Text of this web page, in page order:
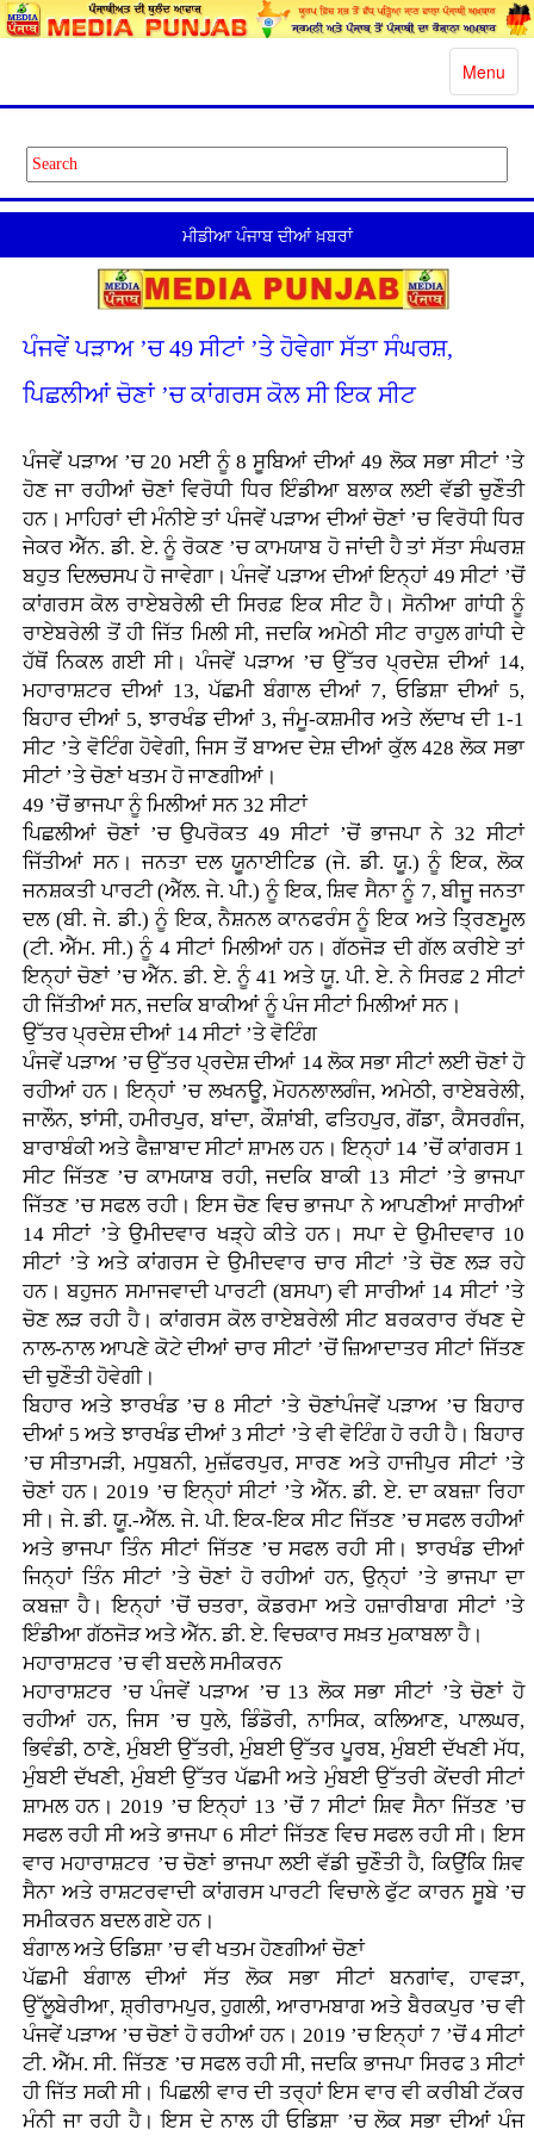
Toggle
Menu
ਮੀਡੀਆ ਪੰਜਾਬ ਦੀਆਂ ਖ਼ਬਰਾਂ
ਪੰਜਵੇਂ ਪੜਾਅ ’ਚ 49 ਸੀਟਾਂ ’ਤੇ ਹੋਵੇਗਾ ਸੱਤਾ ਸੰਘਰਸ਼,
ਪਿਛਲੀਆਂ ਚੋਣਾਂ ’ਚ ਕਾਂਗਰਸ ਕੋਲ ਸੀ ਇਕ ਸੀਟ
ਪੰਜਵੇਂ ਪੜਾਅ ’ਚ 20 ਮਈ ਨੂੰ 8 ਸੂਬਿਆਂ ਦੀਆਂ 49 ਲੋਕ ਸਭਾ ਸੀਟਾਂ ’ਤੇ
ਹੋਣ ਜਾ ਰਹੀਆਂ ਚੋਣਾਂ ਵਿਰੋਧੀ ਧਿਰ ਇੰਡੀਆ ਬਲਾਕ ਲਈ ਵੱਡੀ ਚੁਣੌਤੀ
ਹਨ। ਮਾਹਿਰਾਂ ਦੀ ਮੰਨੀਏ ਤਾਂ ਪੰਜਵੇਂ ਪੜਾਅ ਦੀਆਂ ਚੋਣਾਂ ’ਚ ਵਿਰੋਧੀ ਧਿਰ
ਜੇਕਰ ਐੱਨ. ਡੀ. ਏ. ਨੂੰ ਰੋਕਣ ’ਚ ਕਾਮਯਾਬ ਹੋ ਜਾਂਦੀ ਹੈ ਤਾਂ ਸੱਤਾ ਸੰਘਰਸ਼
ਬਹੁਤ ਦਿਲਚਸਪ ਹੋ ਜਾਵੇਗਾ। ਪੰਜਵੇਂ ਪੜਾਅ ਦੀਆਂ ਇਨ੍ਹਾਂ 49 ਸੀਟਾਂ ’ਚੋਂ
ਕਾਂਗਰਸ ਕੋਲ ਰਾਏਬਰੇਲੀ ਦੀ ਸਿਰਫ਼ ਇਕ ਸੀਟ ਹੈ। ਸੋਨੀਆ ਗਾਂਧੀ ਨੂੰ
ਰਾਏਬਰੇਲੀ ਤੋਂ ਹੀ ਜਿੱਤ ਮਿਲੀ ਸੀ, ਜਦਕਿ ਅਮੇਠੀ ਸੀਟ ਰਾਹੁਲ ਗਾਂਧੀ ਦੇ
ਹੱਥੋਂ ਨਿਕਲ ਗਈ ਸੀ। ਪੰਜਵੇਂ ਪੜਾਅ ’ਚ ਉੱਤਰ ਪ੍ਰਦੇਸ਼ ਦੀਆਂ 14,
ਮਹਾਰਾਸ਼ਟਰ ਦੀਆਂ 13, ਪੱਛਮੀ ਬੰਗਾਲ ਦੀਆਂ 7, ਓਡਿਸ਼ਾ ਦੀਆਂ 5,
ਬਿਹਾਰ ਦੀਆਂ 5, ਝਾਰਖੰਡ ਦੀਆਂ 3, ਜੰਮੂ-ਕਸ਼ਮੀਰ ਅਤੇ ਲੱਦਾਖ ਦੀ 1-1
ਸੀਟ ’ਤੇ ਵੋਟਿੰਗ ਹੋਵੇਗੀ, ਜਿਸ ਤੋਂ ਬਾਅਦ ਦੇਸ਼ ਦੀਆਂ ਕੁੱਲ 428 ਲੋਕ ਸਭਾ
ਸੀਟਾਂ ’ਤੇ ਚੋਣਾਂ ਖਤਮ ਹੋ ਜਾਣਗੀਆਂ।
49 ’ਚੋਂ ਭਾਜਪਾ ਨੂੰ ਮਿਲੀਆਂ ਸਨ 32 ਸੀਟਾਂ
ਪਿਛਲੀਆਂ ਚੋਣਾਂ ’ਚ ਉਪਰੋਕਤ 49 ਸੀਟਾਂ ’ਚੋਂ ਭਾਜਪਾ ਨੇ 32 ਸੀਟਾਂ
ਜਿੱਤੀਆਂ ਸਨ। ਜਨਤਾ ਦਲ ਯੂਨਾਈਟਿਡ (ਜੇ. ਡੀ. ਯੂ.) ਨੂੰ ਇਕ, ਲੋਕ
ਜਨਸ਼ਕਤੀ ਪਾਰਟੀ (ਐੱਲ. ਜੇ. ਪੀ.) ਨੂੰ ਇਕ, ਸ਼ਿਵ ਸੈਨਾ ਨੂੰ 7, ਬੀਜੂ ਜਨਤਾ
ਦਲ (ਬੀ. ਜੇ. ਡੀ.) ਨੂੰ ਇਕ, ਨੈਸ਼ਨਲ ਕਾਨਫਰੰਸ ਨੂੰ ਇਕ ਅਤੇ ਤ੍ਰਿਣਮੂਲ
(ਟੀ. ਐੱਮ. ਸੀ.) ਨੂੰ 4 ਸੀਟਾਂ ਮਿਲੀਆਂ ਹਨ। ਗੱਠਜੋੜ ਦੀ ਗੱਲ ਕਰੀਏ ਤਾਂ
ਇਨ੍ਹਾਂ ਚੋਣਾਂ ’ਚ ਐੱਨ. ਡੀ. ਏ. ਨੂੰ 41 ਅਤੇ ਯੂ. ਪੀ. ਏ. ਨੇ ਸਿਰਫ਼ 2 ਸੀਟਾਂ
ਹੀ ਜਿੱਤੀਆਂ ਸਨ, ਜਦਕਿ ਬਾਕੀਆਂ ਨੂੰ ਪੰਜ ਸੀਟਾਂ ਮਿਲੀਆਂ ਸਨ।
ਉੱਤਰ ਪ੍ਰਦੇਸ਼ ਦੀਆਂ 14 ਸੀਟਾਂ ’ਤੇ ਵੋਟਿੰਗ
ਪੰਜਵੇਂ ਪੜਾਅ ’ਚ ਉੱਤਰ ਪ੍ਰਦੇਸ਼ ਦੀਆਂ 14 ਲੋਕ ਸਭਾ ਸੀਟਾਂ ਲਈ ਚੋਣਾਂ ਹੋ
ਰਹੀਆਂ ਹਨ। ਇਨ੍ਹਾਂ ’ਚ ਲਖਨਊ, ਮੋਹਨਲਾਲਗੰਜ, ਅਮੇਠੀ, ਰਾਏਬਰੇਲੀ,
ਜਾਲੌਨ, ਝਾਂਸੀ, ਹਮੀਰਪੁਰ, ਬਾਂਦਾ, ਕੌਸ਼ਾਂਬੀ, ਫਤਿਹਪੁਰ, ਗੋਂਡਾ, ਕੈਸਰਗੰਜ,
ਬਾਰਾਬੰਕੀ ਅਤੇ ਫੈਜ਼ਾਬਾਦ ਸੀਟਾਂ ਸ਼ਾਮਲ ਹਨ। ਇਨ੍ਹਾਂ 14 ’ਚੋਂ ਕਾਂਗਰਸ 1
ਸੀਟ ਜਿੱਤਣ ’ਚ ਕਾਮਯਾਬ ਰਹੀ, ਜਦਕਿ ਬਾਕੀ 13 ਸੀਟਾਂ ’ਤੇ ਭਾਜਪਾ
ਜਿੱਤਣ ’ਚ ਸਫਲ ਰਹੀ। ਇਸ ਚੋਣ ਵਿਚ ਭਾਜਪਾ ਨੇ ਆਪਣੀਆਂ ਸਾਰੀਆਂ
14 ਸੀਟਾਂ ’ਤੇ ਉਮੀਦਵਾਰ ਖੜ੍ਹੇ ਕੀਤੇ ਹਨ। ਸਪਾ ਦੇ ਉਮੀਦਵਾਰ 10
ਸੀਟਾਂ ’ਤੇ ਅਤੇ ਕਾਂਗਰਸ ਦੇ ਉਮੀਦਵਾਰ ਚਾਰ ਸੀਟਾਂ ’ਤੇ ਚੋਣ ਲੜ ਰਹੇ
ਹਨ। ਬਹੁਜਨ ਸਮਾਜਵਾਦੀ ਪਾਰਟੀ (ਬਸਪਾ) ਵੀ ਸਾਰੀਆਂ 14 ਸੀਟਾਂ ’ਤੇ
ਚੋਣ ਲੜ ਰਹੀ ਹੈ। ਕਾਂਗਰਸ ਕੋਲ ਰਾਏਬਰੇਲੀ ਸੀਟ ਬਰਕਰਾਰ ਰੱਖਣ ਦੇ
ਨਾਲ-ਨਾਲ ਆਪਣੇ ਕੋਟੇ ਦੀਆਂ ਚਾਰ ਸੀਟਾਂ ’ਚੋਂ ਜ਼ਿਆਦਾਤਰ ਸੀਟਾਂ ਜਿੱਤਣ
ਦੀ ਚੁਣੌਤੀ ਹੋਵੇਗੀ।
ਬਿਹਾਰ ਅਤੇ ਝਾਰਖੰਡ ’ਚ 8 ਸੀਟਾਂ ’ਤੇ ਚੋਣਾਂਪੰਜਵੇਂ ਪੜਾਅ ’ਚ ਬਿਹਾਰ
ਦੀਆਂ 5 ਅਤੇ ਝਾਰਖੰਡ ਦੀਆਂ 3 ਸੀਟਾਂ ’ਤੇ ਵੀ ਵੋਟਿੰਗ ਹੋ ਰਹੀ ਹੈ। ਬਿਹਾਰ
’ਚ ਸੀਤਾਮੜੀ, ਮਧੁਬਨੀ, ਮੁਜ਼ੱਫਰਪੁਰ, ਸਾਰਣ ਅਤੇ ਹਾਜੀਪੁਰ ਸੀਟਾਂ ’ਤੇ
ਚੋਣਾਂ ਹਨ। 2019 ’ਚ ਇਨ੍ਹਾਂ ਸੀਟਾਂ ’ਤੇ ਐੱਨ. ਡੀ. ਏ. ਦਾ ਕਬਜ਼ਾ ਰਿਹਾ
ਸੀ। ਜੇ. ਡੀ. ਯੂ.-ਐੱਲ. ਜੇ. ਪੀ. ਇਕ-ਇਕ ਸੀਟ ਜਿੱਤਣ ’ਚ ਸਫਲ ਰਹੀਆਂ
ਅਤੇ ਭਾਜਪਾ ਤਿੰਨ ਸੀਟਾਂ ਜਿੱਤਣ ’ਚ ਸਫਲ ਰਹੀ ਸੀ। ਝਾਰਖੰਡ ਦੀਆਂ
ਜਿਨ੍ਹਾਂ ਤਿੰਨ ਸੀਟਾਂ ’ਤੇ ਚੋਣਾਂ ਹੋ ਰਹੀਆਂ ਹਨ, ਉਨ੍ਹਾਂ ’ਤੇ ਭਾਜਪਾ ਦਾ
ਕਬਜ਼ਾ ਹੈ। ਇਨ੍ਹਾਂ ’ਚੋਂ ਚਤਰਾ, ਕੋਡਰਮਾ ਅਤੇ ਹਜ਼ਾਰੀਬਾਗ ਸੀਟਾਂ ’ਤੇ
ਇੰਡੀਆ ਗੱਠਜੋੜ ਅਤੇ ਐੱਨ. ਡੀ. ਏ. ਵਿਚਕਾਰ ਸਖ਼ਤ ਮੁਕਾਬਲਾ ਹੈ।
ਮਹਾਰਾਸ਼ਟਰ ’ਚ ਵੀ ਬਦਲੇ ਸਮੀਕਰਨ
ਮਹਾਰਾਸ਼ਟਰ ’ਚ ਪੰਜਵੇਂ ਪੜਾਅ ’ਚ 13 ਲੋਕ ਸਭਾ ਸੀਟਾਂ ’ਤੇ ਚੋਣਾਂ ਹੋ
ਰਹੀਆਂ ਹਨ, ਜਿਸ ’ਚ ਧੁਲੇ, ਡਿੰਡੋਰੀ, ਨਾਸਿਕ, ਕਲਿਆਣ, ਪਾਲਘਰ,
ਭਿਵੰਡੀ, ਠਾਣੇ, ਮੁੰਬਈ ਉੱਤਰੀ, ਮੁੰਬਈ ਉੱਤਰ ਪੂਰਬ, ਮੁੰਬਈ ਦੱਖਣੀ ਮੱਧ,
ਮੁੰਬਈ ਦੱਖਣੀ, ਮੁੰਬਈ ਉੱਤਰ ਪੱਛਮੀ ਅਤੇ ਮੁੰਬਈ ਉੱਤਰੀ ਕੇਂਦਰੀ ਸੀਟਾਂ
ਸ਼ਾਮਲ ਹਨ। 2019 ’ਚ ਇਨ੍ਹਾਂ 13 ’ਚੋਂ 7 ਸੀਟਾਂ ਸ਼ਿਵ ਸੈਨਾ ਜਿੱਤਣ ’ਚ
ਸਫਲ ਰਹੀ ਸੀ ਅਤੇ ਭਾਜਪਾ 6 ਸੀਟਾਂ ਜਿੱਤਣ ਵਿਚ ਸਫਲ ਰਹੀ ਸੀ। ਇਸ
ਵਾਰ ਮਹਾਰਾਸ਼ਟਰ ’ਚ ਚੋਣਾਂ ਭਾਜਪਾ ਲਈ ਵੱਡੀ ਚੁਣੌਤੀ ਹੈ, ਕਿਉਂਕਿ ਸ਼ਿਵ
ਸੈਨਾ ਅਤੇ ਰਾਸ਼ਟਰਵਾਦੀ ਕਾਂਗਰਸ ਪਾਰਟੀ ਵਿਚਾਲੇ ਫੁੱਟ ਕਾਰਨ ਸੂਬੇ ’ਚ
ਸਮੀਕਰਨ ਬਦਲ ਗਏ ਹਨ।
ਬੰਗਾਲ ਅਤੇ ਓਡਿਸ਼ਾ ’ਚ ਵੀ ਖਤਮ ਹੋਣਗੀਆਂ ਚੋਣਾਂ
ਪੱਛਮੀ ਬੰਗਾਲ ਦੀਆਂ ਸੱਤ ਲੋਕ ਸਭਾ ਸੀਟਾਂ ਬਨਗਾਂਵ, ਹਾਵੜਾ,
ਉੱਲੂਬੇਰੀਆ, ਸ਼੍ਰੀਰਾਮਪੁਰ, ਹੁਗਲੀ, ਆਰਾਮਬਾਗ ਅਤੇ ਬੈਰਕਪੁਰ ’ਚ ਵੀ
ਪੰਜਵੇਂ ਪੜਾਅ ’ਚ ਚੋਣਾਂ ਹੋ ਰਹੀਆਂ ਹਨ। 2019 ’ਚ ਇਨ੍ਹਾਂ 7 ’ਚੋਂ 4 ਸੀਟਾਂ
ਟੀ. ਐੱਮ. ਸੀ. ਜਿੱਤਣ ’ਚ ਸਫਲ ਰਹੀ ਸੀ, ਜਦਕਿ ਭਾਜਪਾ ਸਿਰਫ 3 ਸੀਟਾਂ
ਹੀ ਜਿੱਤ ਸਕੀ ਸੀ। ਪਿਛਲੀ ਵਾਰ ਦੀ ਤਰ੍ਹਾਂ ਇਸ ਵਾਰ ਵੀ ਕਰੀਬੀ ਟੱਕਰ
ਮੰਨੀ ਜਾ ਰਹੀ ਹੈ। ਇਸ ਦੇ ਨਾਲ ਹੀ ਓਡਿਸ਼ਾ ’ਚ ਲੋਕ ਸਭਾ ਦੀਆਂ ਪੰਜ